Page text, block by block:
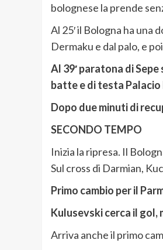
bolognese la prende
Al 25′ il Bologna ha una
Dermaku e dal palo, e
Al 39′ paratona di
batte e di testa
Dopo due minuti di
SECONDO TEMPO
Inizia la ripresa. Il
Sul cross di Darmian,
Primo cambio per il
Kulusevski cerca il gol,
Arriva anche il primo